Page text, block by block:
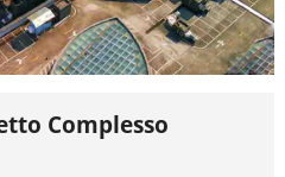
Complesso